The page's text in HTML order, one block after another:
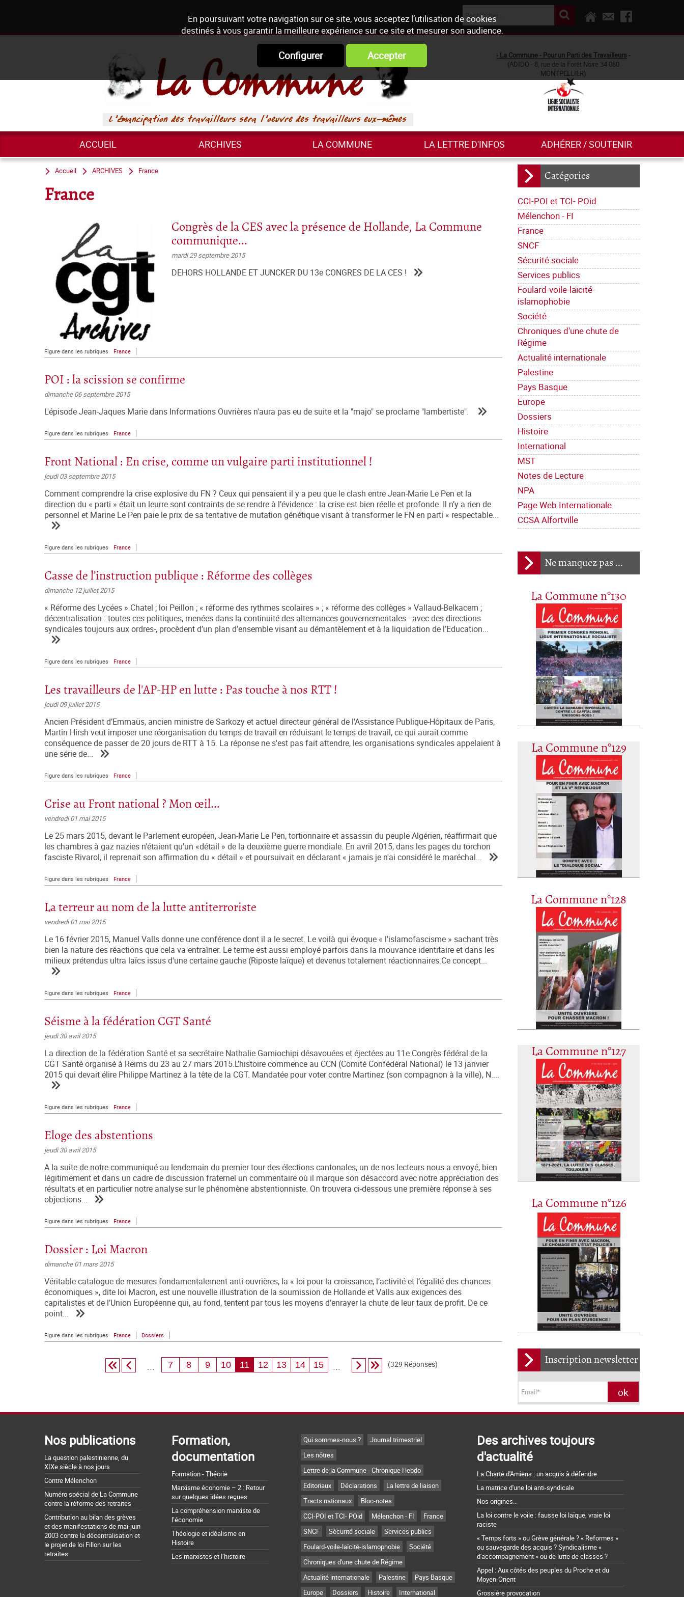
En poursuivant votre navigation sur ce site, vous acceptez l’utilisation de cookies
destinés à vous garantir la meilleure expérience sur ce site et mesurer son audience.
Configurer Accepter - La Commune - Pour un Parti des Travailleurs -
(ADIDO - 8, rue de la Forêt Noire 34 080
MONTPELLIER)
ACCUEIL ARCHIVES LA COMMUNE LA LETTRE D'INFOS ADHÉRER / SOUTENIR
Catégories
CCI-POI et TCI- POid
Mélenchon - FI
France
SNCF
Sécurité sociale
Services publics
Foulard-voile-laïcité-
islamophobie
Société
Chroniques d'une chute de
Régime
Actualité internationale
Palestine
Pays Basque
Europe
Dossiers
Histoire
International
MST
Notes de Lecture
NPA
Page Web Internationale
CCSA Alfortville
Ne manquez pas ...
La Commune n°130
La Commune n°129
La Commune n°128
La Commune n°127
La Commune n°126
Inscription newsletter
Accueil ARCHIVES France
France
Congrès de la CES avec la présence de Hollande, La Commune
communique...
mardi 29 septembre 2015
DEHORS HOLLANDE ET JUNCKER DU 13e CONGRES DE LA CES !
Figure dans les rubriques France
POI : la scission se confirme
dimanche 06 septembre 2015
L'épisode Jean-Jaques Marie dans Informations Ouvrières n'aura pas eu de suite et la "majo" se proclame "lambertiste".
Figure dans les rubriques France
Front National : En crise, comme un vulgaire parti institutionnel !
jeudi 03 septembre 2015
Comment comprendre la crise explosive du FN ? Ceux qui pensaient il y a peu que le clash entre Jean-Marie Le Pen et la
direction du « parti » était un leurre sont contraints de se rendre à l’évidence : la crise est bien réelle et profonde. Il n’y a rien de
personnel et Marine Le Pen paie le prix de sa tentative de mutation génétique visant à transformer le FN en parti « respectable...
Figure dans les rubriques France
Casse de l’instruction publique : Réforme des collèges
dimanche 12 juillet 2015
« Réforme des Lycées » Chatel ; loi Peillon ; « réforme des rythmes scolaires » ; « réforme des collèges » Vallaud-Belkacem ;
décentralisation : toutes ces politiques, menées dans la continuité des alternances gouvernementales - avec des directions
syndicales toujours aux ordres-, procèdent d’un plan d’ensemble visant au démantèlement et à la liquidation de l’Education...
Figure dans les rubriques France
Les travailleurs de l'AP-HP en lutte : Pas touche à nos RTT !
jeudi 09 juillet 2015
Ancien Président d’Emmaüs, ancien ministre de Sarkozy et actuel directeur général de l'Assistance Publique-Hôpitaux de Paris,
Martin Hirsh veut imposer une réorganisation du temps de travail en réduisant le temps de travail, ce qui aurait comme
conséquence de passer de 20 jours de RTT à 15. La réponse ne s'est pas fait attendre, les organisations syndicales appelaient à
une série de...
Figure dans les rubriques France
Crise au Front national ? Mon œil...
vendredi 01 mai 2015
Le 25 mars 2015, devant le Parlement européen, Jean-Marie Le Pen, tortionnaire et assassin du peuple Algérien, réaffirmait que
les chambres à gaz nazies n'étaient qu'un «détail » de la deuxième guerre mondiale. En avril 2015, dans les pages du torchon
fasciste Rivarol, il reprenait son affirmation du « détail » et poursuivait en déclarant « jamais je n'ai considéré le maréchal...
Figure dans les rubriques France
La terreur au nom de la lutte antiterroriste
vendredi 01 mai 2015
Le 16 février 2015, Manuel Valls donne une conférence dont il a le secret. Le voilà qui évoque « l'islamofascisme » sachant très
bien la nature des réactions que cela va entraîner. Le terme est aussi employé parfois dans la mouvance identitaire et dans les
milieux prétendus ultra laïcs issus d'une certaine gauche (Riposte laïque) et devenus totalement réactionnaires.Ce concept...
Figure dans les rubriques France
Séisme à la fédération CGT Santé
jeudi 30 avril 2015
La direction de la fédération Santé et sa secrétaire Nathalie Gamiochipi désavouées et éjectées au 11e Congrès fédéral de la
CGT Santé organisé à Reims du 23 au 27 mars 2015.L’histoire commence au CCN (Comité Confédéral National) le 13 janvier
2015 qui devait élire Philippe Martinez à la tête de la CGT. Mandatée pour voter contre Martinez (son compagnon à la ville), N....
Figure dans les rubriques France
Eloge des abstentions
jeudi 30 avril 2015
A la suite de notre communiqué au lendemain du premier tour des élections cantonales, un de nos lecteurs nous a envoyé, bien
légitimement et dans un cadre de discussion fraternel un commentaire où il marque son désaccord avec notre appréciation des
résultats et en particulier notre analyse sur le phénomène abstentionniste. On trouvera ci-dessous une première réponse à ses
objections...
Figure dans les rubriques France
Dossier : Loi Macron
dimanche 01 mars 2015
Véritable catalogue de mesures fondamentalement anti-ouvrières, la « loi pour la croissance, l’activité et l’égalité des chances
économiques », dite loi Macron, est une nouvelle illustration de la soumission de Hollande et Valls aux exigences des
capitalistes et de l’Union Européenne qui, au fond, tentent par tous les moyens d’enrayer la chute de leur taux de profit. De ce
point...
Figure dans les rubriques France Dossiers
... 7 8 9 10 11 12 13 14 15 ... (329 Réponses)
Nos publications
La question palestinienne, du
XIXe siècle à nos jours
Contre Mélenchon
Numéro spécial de La Commune
contre la réforme des retraites
Contribution au bilan des grèves
et des manifestations de mai-juin
2003 contre la décentralisation et
le projet de loi Fillon sur les
retraites
Formation,
documentation
Formation - Théorie
Marxisme économie – 2 : Retour
sur quelques idées reçues
La compréhension marxiste de
l’économie
Théologie et idéalisme en
Histoire
Les marxistes et l’histoire
Qui sommes-nous ?
Journal trimestriel
Les nôtres
Lettre de la Commune - Chronique Hebdo
Editoriaux
Déclarations
La lettre de liaison
Tracts nationaux
Bloc-notes
CCI-POI et TCI- POid
Mélenchon - FI
France
SNCF
Sécurité sociale
Services publics
Foulard-voile-laïcité-islamophobie
Société
Chroniques d'une chute de Régime
Actualité internationale
Palestine
Pays Basque
Europe
Dossiers Histoire International
Des archives toujours
d'actualité
La Charte d'Amiens : un acquis à défendre
La matrice d'une loi anti-syndicale
Nos origines...
La loi contre le voile : fausse loi laïque, vraie loi
raciste
« Temps forts » ou Grève générale ? « Reformes »
ou sauvegarde des acquis ? Syndicalisme «
d'accompagnement » ou de lutte de classes ?
Appel : Aux côtés des peuples du Proche et du
Moyen-Orient
Grossière provocation